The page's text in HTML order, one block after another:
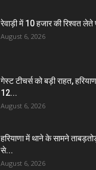
रेवाड़ी में 10 हजार की रिश्वत लेते
August 6, 2026
गेस्ट टीचर्स को बड़ी राहत,
12...
August 6, 2026
हरियाणा में थाने के सामने
से...
August 6, 2026